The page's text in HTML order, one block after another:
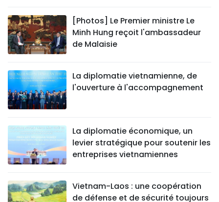
[Photos] Le Premier ministre Le
Minh Hung reçoit l'ambassadeur
de Malaisie
La diplomatie vietnamienne, de
l'ouverture à l'accompagnement
La diplomatie économique, un
levier stratégique pour soutenir les
entreprises vietnamiennes
Vietnam-Laos : une coopération
de défense et de sécurité toujours